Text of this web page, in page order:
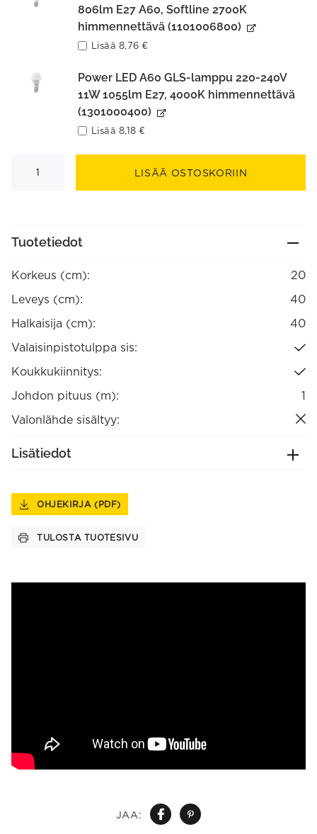
JAA:
806lm E27 A60, Softline 2700K
himmennettävä (1101006800)
Lisää 8,76 €
Power LED A60 GLS-lamppu 220-240V
11W 1055lm E27, 4000K himmennettävä
(1301000400)
Lisää 8,18 €
riippuvalaisin
LISÄÄ OSTOSKORIIN
Tuotetiedot
Korkeus (cm):
20
Leveys (cm):
40
Halkaisija (cm):
40
Valaisinpistotulppa sis:
Koukkukiinnitys:
Johdon pituus (m):
1
Valonlähde sisältyy:
Lisätiedot
OHJEKIRJA (PDF)
TULOSTA TUOTESIVU